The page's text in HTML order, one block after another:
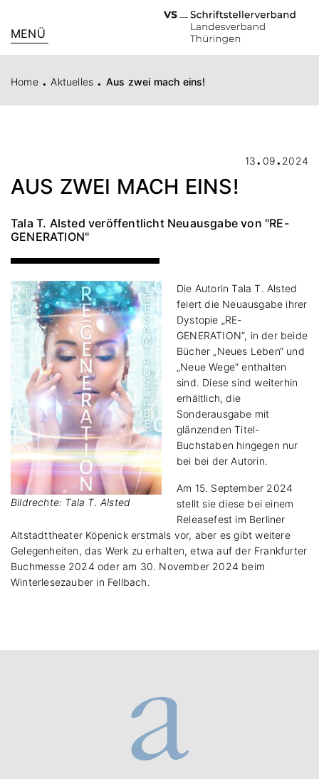
MENÜ
Home . Aktuelles . Aus zwei mach eins!
13. 09. 2024
AUS ZWEI MACH EINS!
Tala T. Alsted veröffentlicht Neuausgabe von "RE-
GENERATION"
Bildrechte: Tala T. Alsted
Die Autorin Tala T. Alsted
feiert die Neuausgabe ihrer
Dystopie „RE-
GENERATION“, in der beide
Bücher „Neues Leben“ und
„Neue Wege“ enthalten
sind. Diese sind weiterhin
erhältlich, die
Sonderausgabe mit
glänzenden Titel-
Buchstaben hingegen nur
bei bei der Autorin.
Am 15. September 2024
stellt sie diese bei einem
Releasefest im Berliner
Altstadttheater Köpenick erstmals vor, aber es gibt weitere
Gelegenheiten, das Werk zu erhalten, etwa auf der Frankfurter
Buchmesse 2024 oder am 30. November 2024 beim
Winterlesezauber in Fellbach.